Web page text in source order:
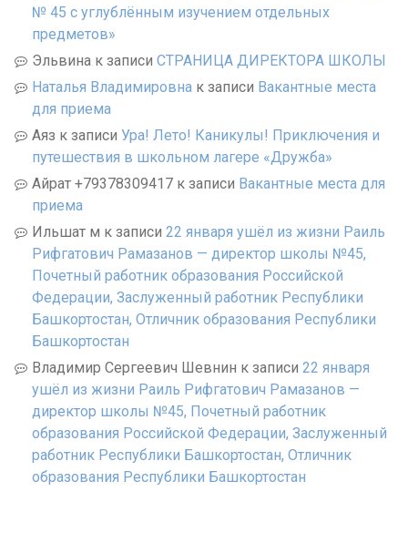
№ 45 с углублённым изучением отдельных
предметов»
Эльвина к записи СТРАНИЦА ДИРЕКТОРА ШКОЛЫ
Наталья Владимировна к записи Вакантные места
для приема
Аяз к записи Ура! Лето! Каникулы! Приключения и
путешествия в школьном лагере «Дружба»
Айрат +79378309417 к записи Вакантные места для
приема
Ильшат м к записи 22 января ушёл из жизни Раиль
Рифгатович Рамазанов — директор школы №45,
Почетный работник образования Российской
Федерации, Заслуженный работник Республики
Башкортостан, Отличник образования Республики
Башкортостан
Владимир Сергеевич Шевнин к записи 22 января
ушёл из жизни Раиль Рифгатович Рамазанов —
директор школы №45, Почетный работник
образования Российской Федерации, Заслуженный
работник Республики Башкортостан, Отличник
образования Республики Башкортостан